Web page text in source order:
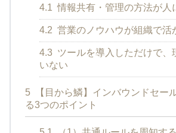
4.1 情報共有・管理の方法が人
4.2 営業のノウハウが組織で活
4.3 ツールを導入しただけで、
いない
5
【目から鱗】インバウンドセー
る3つのポイント